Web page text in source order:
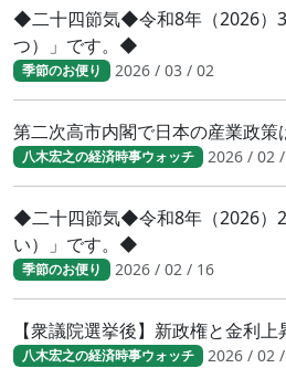
◆二十四節気◆令和8年（2026）
つ）」です。◆
季節のお便り 2026 / 03 / 02
第二次高市内閣で日本の産業政策
八木宏之の経済時事ウォッチ 2026 / 02
◆二十四節気◆令和8年（2026）
い）」です。◆
季節のお便り 2026 / 02 / 16
【衆議院選挙後】新政権と金利
八木宏之の経済時事ウォッチ 2026 / 02